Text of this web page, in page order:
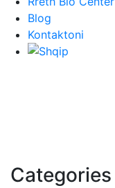
Blog
Kontaktoni
Categories